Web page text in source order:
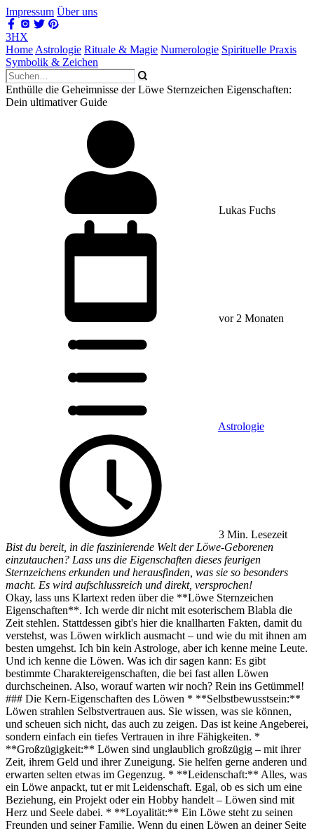
Impressum Über uns
3HX
Home Astrologie Rituale & Magie Numerologie Spirituelle Praxis
Symbolik & Zeichen
Enthülle die Geheimnisse der Löwe Sternzeichen Eigenschaften:
Dein ultimativer Guide
Lukas Fuchs
vor 2 Monaten
Astrologie
3 Min. Lesezeit
Bist du bereit, in die faszinierende Welt der Löwe-Geborenen
einzutauchen? Lass uns die Eigenschaften dieses feurigen
Sternzeichens erkunden und herausfinden, was sie so besonders
macht. Es wird aufschlussreich und direkt, versprochen!
Okay, lass uns Klartext reden über die **Löwe Sternzeichen
Eigenschaften**. Ich werde dir nicht mit esoterischem Blabla die
Zeit stehlen. Stattdessen gibt's hier die knallharten Fakten, damit du
verstehst, was Löwen wirklich ausmacht – und wie du mit ihnen am
besten umgehst. Ich bin kein Astrologe, aber ich kenne meine Leute.
Und ich kenne die Löwen. Was ich dir sagen kann: Es gibt
bestimmte Charaktereigenschaften, die bei fast allen Löwen
durchscheinen. Also, worauf warten wir noch? Rein ins Getümmel!
### Die Kern-Eigenschaften des Löwen * **Selbstbewusstsein:**
Löwen strahlen Selbstvertrauen aus. Sie wissen, was sie können,
und scheuen sich nicht, das auch zu zeigen. Das ist keine Angeberei,
sondern einfach ein tiefes Vertrauen in ihre Fähigkeiten. *
**Großzügigkeit:** Löwen sind unglaublich großzügig – mit ihrer
Zeit, ihrem Geld und ihrer Zuneigung. Sie helfen gerne anderen und
erwarten selten etwas im Gegenzug. * **Leidenschaft:** Alles, was
ein Löwe anpackt, tut er mit Leidenschaft. Egal, ob es sich um eine
Beziehung, ein Projekt oder ein Hobby handelt – Löwen sind mit
Herz und Seele dabei. * **Loyalität:** Ein Löwe steht zu seinen
Freunden und seiner Familie. Wenn du einen Löwen an deiner Seite